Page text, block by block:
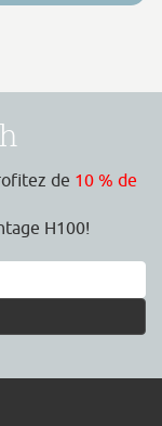
de 10 % de
H100!